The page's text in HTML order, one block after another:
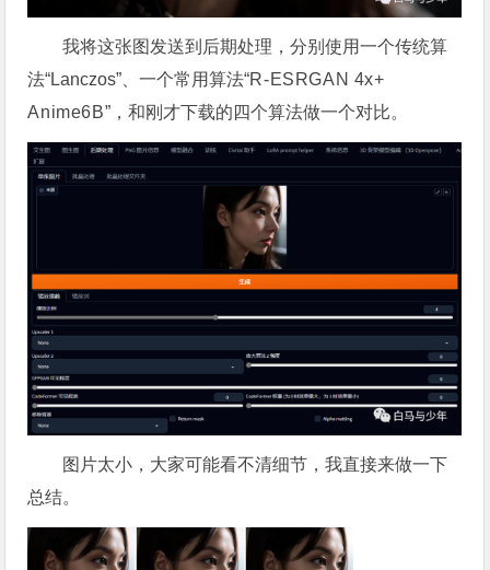
我将这张图发送到后期处理，分别使用一个传统算
法“Lanczos”、一个常用算法“R-ES RGAN 4x+
Anime6B”，和刚才下载的四个算法做一个对比。
图片太小，大家可能看不清细节，我直接来做一下
总结。